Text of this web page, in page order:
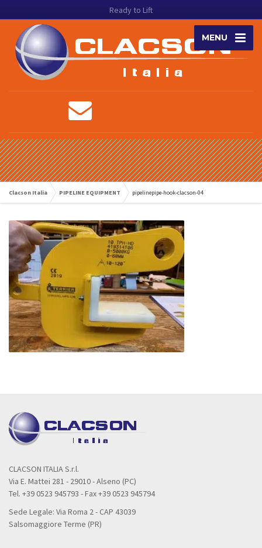
Ready to Lift
MENU
Clacson Italia PIPELINE EQUIPMENT pipelinepipe-hook-clacson-04
CLACSON ITALIA S.r.l.
Via E. Mattei 281 - 29010 - Alseno (PC)
Tel. +39 0523 945793 - Fax +39 0523 945794
Sede Legale: Via Roma 2 - CAP 43039
Salsomaggiore Terme (PR)